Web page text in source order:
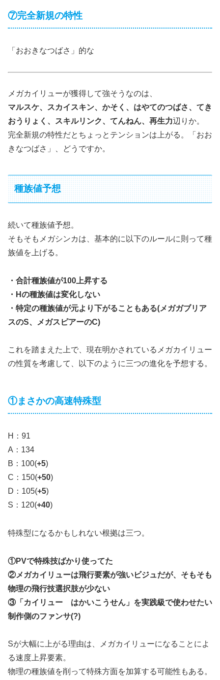
⑦完全新規の特性
「おおきなつばさ」的な
メガカイリューが獲得して強そうなのは、
マルスケ、スカイスキン、かそく、はやてのつばさ、てき
おうりょく、スキルリンク、てんねん、再生力辺りか。
完全新規の特性だとちょっとテンションは上がる。「おお
きなつばさ」、どうですか。
種族値予想
続いて種族値予想。
そもそもメガシンカは、基本的に以下のルールに則って種
族値を上げる。
・合計種族値が100上昇する
・Hの種族値は変化しない
・特定の種族値が元より下がることもある(メガガブリア
スのS、メガスピアーのC)
これを踏まえた上で、現在明かされているメガカイリュー
の性質を考慮して、以下のように三つの進化を予想する。
①まさかの高速特殊型
H：91
A：134
B：100(+5)
C：150(+50)
D：105(+5)
S：120(+40)
特殊型になるかもしれない根拠は三つ。
①PVで特殊技ばかり使ってた
②メガカイリューは飛行要素が強いビジュだが、そもそも
物理の飛行技選択肢が少ない
③「カイリュー はかいこうせん」を実践級で使わせたい
制作側のファンサ(?)
Sが大幅に上がる理由は、メガカイリューになることによ
る速度上昇要素。
物理の種族値を削って特殊方面を加算する可能性もある。